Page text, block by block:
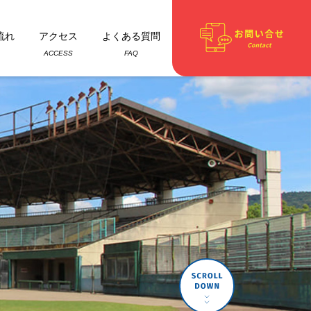
れ アクセス
ACCESS
よくある質問
FAQ